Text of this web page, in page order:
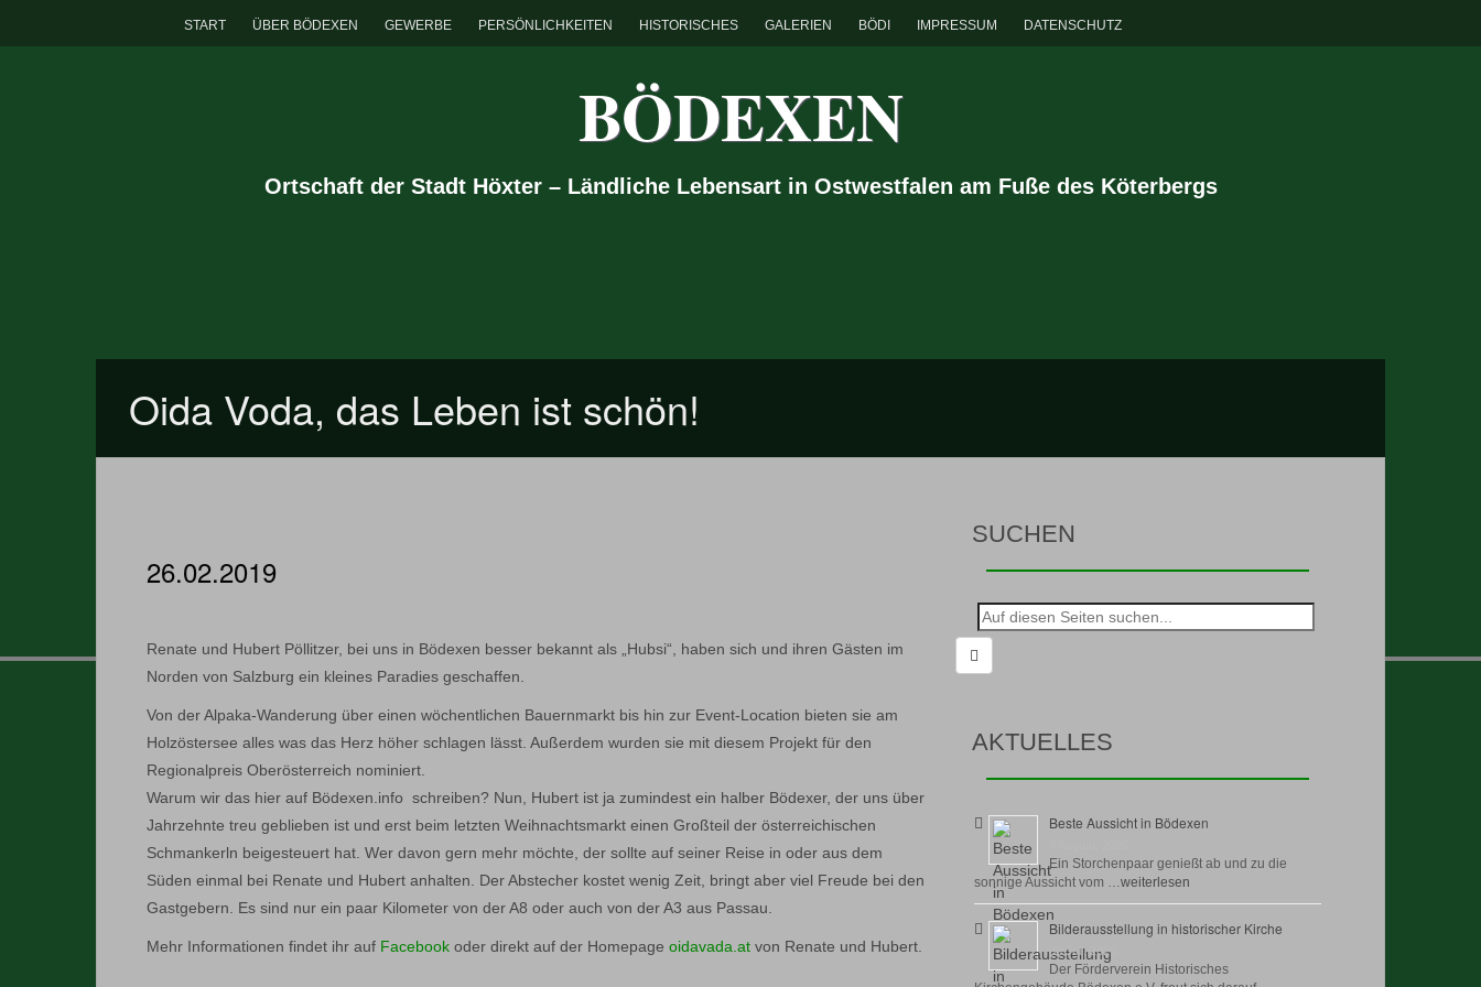
START ÜBER BÖDEXEN GEWERBE PERSÖNLICHKEITEN HISTORISCHES GALERIEN BÖDI IMPRESSUM DATENSCHUTZ
BÖDEXEN
Ortschaft der Stadt Höxter – Ländliche Lebensart in Ostwestfalen am Fuße des Köterbergs
Oida Voda, das Leben ist schön!
26.02.2019
Renate und Hubert Pöllitzer, bei uns in Bödexen besser bekannt als „Hubsi“, haben sich und ihren Gästen im
Norden von Salzburg ein kleines Paradies geschaffen.
Von der Alpaka-Wanderung über einen wöchentlichen Bauernmarkt bis hin zur Event-Location bieten sie am
Holzöstersee alles was das Herz höher schlagen lässt. Außerdem wurden sie mit diesem Projekt für den
Regionalpreis Oberösterreich nominiert.
Warum wir das hier auf Bödexen.info schreiben? Nun, Hubert ist ja zumindest ein halber Bödexer, der uns über
Jahrzehnte treu geblieben ist und erst beim letzten Weihnachtsmarkt einen Großteil der österreichischen
Schmankerln beigesteuert hat. Wer davon gern mehr möchte, der sollte auf seiner Reise in oder aus dem
Süden einmal bei Renate und Hubert anhalten. Der Abstecher kostet wenig Zeit, bringt aber viel Freude bei den
Gastgebern. Es sind nur ein paar Kilometer von der A8 oder auch von der A3 aus Passau.
Mehr Informationen findet ihr auf Facebook oder direkt auf der Homepage oidavada.at von Renate und Hubert.
SUCHEN
Suche
nach:
AKTUELLES
Beste Aussicht in Bödexen
Ein Storchenpaar genießt ab und zu die
sonnige Aussicht vom …weiterlesen
Bilderausstellung in historischer Kirche
30 Juli, 2026
Der Förderverein Historisches